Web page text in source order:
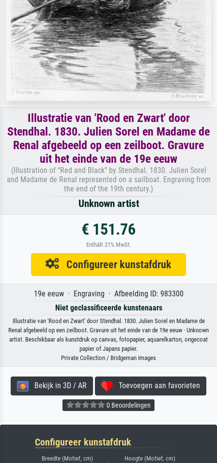
Illustratie van 'Rood en Zwart' door
Stendhal. 1830. Julien Sorel en Madame de
Renal afgebeeld op een zeilboot. Gravure
uit het einde van de 19e eeuw
(Illustration of “Red and Black” by Stendhal. 1830. Julien Sorel
and Madame de Renal represented on a sailboat. Engraving from
the end of the 19th century.)
Unknown artist
€ 151.76
Enthält 21% MwSt.
Configureer kunstafdruk
19e eeuw · Engraving · Afbeelding ID: 983300
Niet geclassificeerde kunstenaars
Illustratie van 'Rood en Zwart' door Stendhal. 1830. Julien Sorel en Madame de
Renal afgebeeld op een zeilboot. Gravure uit het einde van de 19e eeuw · Unknown
artist. Beschikbaar als kunstdruk op canvas, fotopapier, aquarelkarton, ongecoat
papier of Japans papier.
Private Collection / Bridgeman Images
Bekijk in 3D / AR Toevoegen aan favorieten
0 Beoordelingen
Configureer kunstafdruk
Breedte (Motief, cm) Hoogte (Motief, cm)